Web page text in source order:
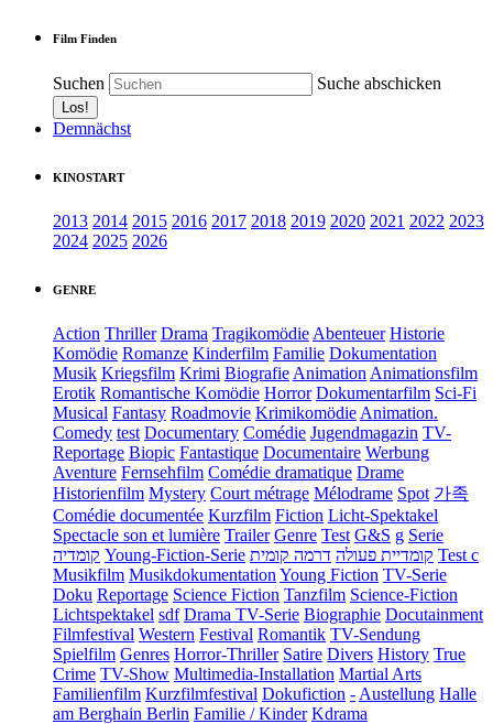
Film Finden
Suchen Suche abschicken
Demnächst
KINOSTART
2013 2014 2015 2016 2017 2018 2019 2020 2021 2022 2023
2024 2025 2026
GENRE
Action Thriller Drama Tragikomödie Abenteuer Historie
Komödie Romanze Kinderfilm Familie Dokumentation
Musik Kriegsfilm Krimi Biografie Animation Animationsfilm
Erotik Romantische Komödie Horror Dokumentarfilm Sci-Fi
Musical Fantasy Roadmovie Krimikomödie Animation.
Comedy test Documentary Comédie Jugendmagazin TV-
Reportage Biopic Fantastique Documentaire Werbung
Aventure Fernsehfilm Comédie dramatique Drame
Historienfilm Mystery Court métrage Mélodrame Spot 가족
Comédie documentée Kurzfilm Fiction Licht-Spektakel
Spectacle son et lumière Trailer Genre Test G&S g Serie
קומדיה Young-Fiction-Serie קומדיית פעולה דרמה קומית
Test c
Musikfilm Musikdokumentation Young Fiction TV-Serie
Doku Reportage Science Fiction Tanzfilm Science-Fiction
Lichtspektakel sdf Drama TV-Serie Biographie Docutainment
Filmfestival Western Festival Romantik TV-Sendung
Spielfilm Genres Horror-Thriller Satire Divers History True
Crime TV-Show Multimedia-Installation Martial Arts
Familienfilm Kurzfilmfestival Dokufiction - Austellung Halle
am Berghain Berlin Familie / Kinder Kdrama